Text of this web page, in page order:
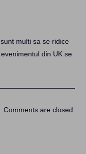
multi sa se ridice
din UK se
Comments are closed.